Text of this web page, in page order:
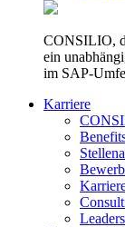
CONSILIO,
ein
im SAP-
Karriere